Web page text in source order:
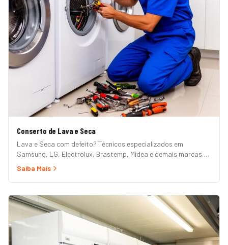
Conserto de Lava e Seca
Lava e Seca com defeito? Técnicos especializados em
Samsung, LG, Electrolux, Brastemp, Midea e demais marcas.
Erros de painel, não centrifuga, não seca, vazamento e mais.
Saiba Mais